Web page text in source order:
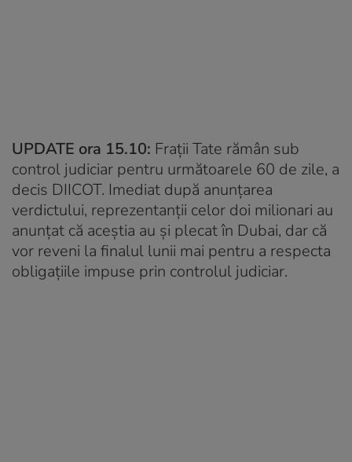
UPDATE ora 15.10: Frații Tate rămân sub
control judiciar pentru următoarele 60 de zile, a
decis DIICOT. Imediat după anunțarea
verdictului, reprezentanții celor doi milionari au
anunțat că aceștia au și plecat în Dubai, dar că
vor reveni la finalul lunii mai pentru a respecta
obligațiile impuse prin controlul judiciar.